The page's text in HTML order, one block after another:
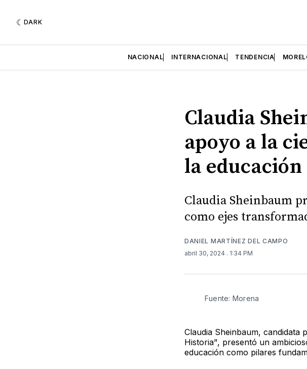
DARK
NACIONAL INTERNACIONAL TENDENCIA
Claudia
apoyo a la
la educación
Claudia Sheinbaum
como ejes
DANIEL MARTÍNEZ DEL CAMPO
abril 30, 2024 . 1:34 PM
Fuente: Morena
Claudia Sheinbaum, candidata
Historia", presentó un
educación como pilares